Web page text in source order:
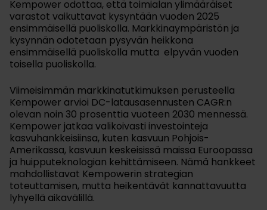
Kempower odottaa, että toimialan ylimääräiset
varastot vaikuttavat kysyntään vuoden 2025
ensimmäisellä puoliskolla. Markkinaympäristön ja
kysynnän odotetaan pysyvän heikkona
ensimmäisellä puoliskolla mutta elpyvän vuoden
toisella puoliskolla.
Viimeisimmän markkinatutkimuksen perusteella
Kempower arvioi DC-latausasennusten CAGR:n
olevan noin 30 prosenttia vuoteen 2030 mennessä.
Kempower jatkaa valikoivasti investointeja
kasvuhankkeisiinsa, kuten kasvuun Pohjois-
Amerikassa, kasvuun keskeisissä maissa Euroopassa
ja huipputeknologian kehittämiseen. Nämä hankkeet
mahdollistavat Kempowerin strategian
toteuttamisen, mutta heikentävät kannattavuutta
lyhyellä aikavälillä.